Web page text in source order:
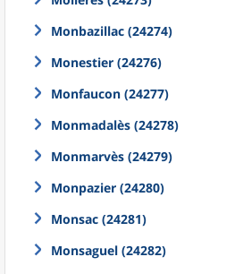
Monbazillac (24274)
Monestier (24276)
Monfaucon (24277)
Monmadalès (24278)
Monmarvès (24279)
Monpazier (24280)
Monsac (24281)
Monsaguel (24282)